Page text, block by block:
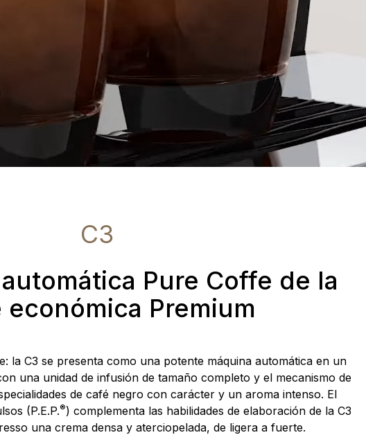
C3
Pure Coffe de la
económica Premium
la C3 se presenta como una potente máquina automática en un
una unidad de infusión de tamaño completo y el mecanismo de
de café negro con carácter y un aroma intenso. El
(P.E.P.®) complementa las habilidades de elaboración de la C3
una crema densa y aterciopelada, de ligera a fuerte.